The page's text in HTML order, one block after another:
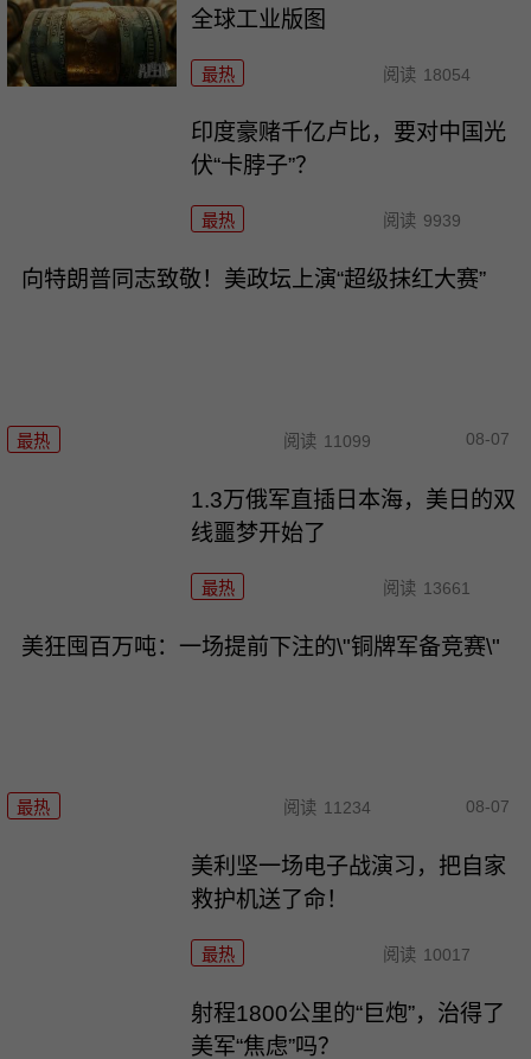
全球工业版图
最热 阅读 18054
印度豪赌千亿卢比，要对中国光
伏“卡脖子”？
最热 阅读 9939
向特朗普同志致敬！美政坛上演“超级抹红大赛”
最热 阅读 11099 08-07
1.3万俄军直插日本海，美日的双
线噩梦开始了
最热 阅读 13661
美狂囤百万吨：一场提前下注的\"铜牌军备竞赛\"
最热 阅读 11234 08-07
美利坚一场电子战演习，把自家
救护机送了命！
最热 阅读 10017
射程1800公里的“巨炮”，治得了
美军“焦虑”吗？